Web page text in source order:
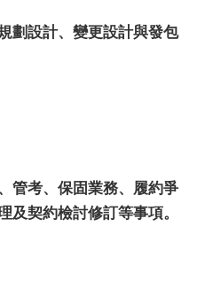
劃設計、變更設計與發包
管考、保固業務、履約爭
及契約檢討修訂等事項。